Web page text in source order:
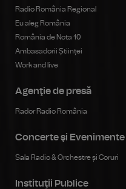
Radio România Regional
Eu aleg România
România de Nota 10
Ambasadorii Științei
Work and live
Agenţie de presă
Rador Radio România
Concerte şi Evenimente
Sala Radio & Orchestre și Coruri
Instituţii Publice